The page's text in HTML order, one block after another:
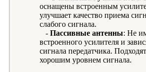
оснащены встроенным
улучшает качество приема
слабого сигнала.
- Пассивные антенны: Не
встроенного усилителя и
сигнала передатчика.
хорошим уровнем сигнала.